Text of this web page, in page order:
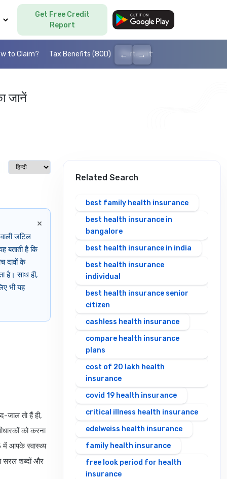
Get Free Credit
Report
to Claim? Tax Benefits (80D) Portability
← →
जानें
Select language
×
जटिल
बताती है कि
दावों के
है। साथ ही,
भी यह
जाल तो हैं ही,
को करना
में आपके स्वास्थ्य
सरल शब्दों और
Related Search
best family health insurance
best health insurance in
bangalore
best health insurance in india
best health insurance
individual
best health insurance senior
citizen
cashless health insurance
compare health insurance
plans
cost of 20 lakh health
insurance
covid 19 health insurance
critical illness health insurance
edelweiss health insurance
family health insurance
free look period for health
insurance